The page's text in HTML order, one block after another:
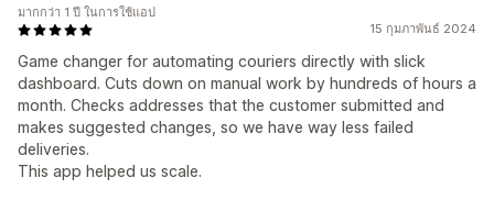
15 กุมภาพันธ์ 2024
Game changer for automating couriers directly with slick
dashboard. Cuts down on manual work by hundreds of hours a
month. Checks addresses that the customer submitted and
makes suggested changes, so we have way less failed
deliveries.
This app helped us scale.
มากกว่า 1 ปี ในการใช้แอป